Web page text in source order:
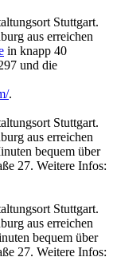
Stuttgart.
aus erreichen
in knapp 40
und die
.
Stuttgart.
aus erreichen
bequem über
27. Weitere Infos:
Stuttgart.
aus erreichen
bequem über
27. Weitere Infos: